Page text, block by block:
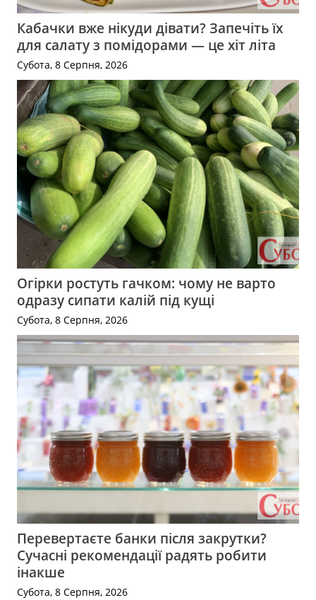
Кабачки вже нікуди дівати? Запечіть їх
для салату з помідорами — це хіт літа
Субота, 8 Серпня, 2026
Огірки ростуть гачком: чому не варто
одразу сипати калій під кущі
Субота, 8 Серпня, 2026
Перевертаєте банки після закрутки?
Сучасні рекомендації радять робити
інакше
Субота, 8 Серпня, 2026